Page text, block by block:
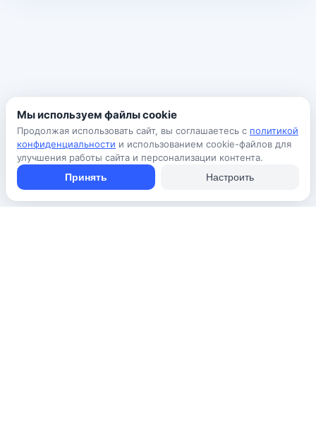
Мы используем файлы cookie
Продолжая использовать сайт, вы соглашаетесь с политикой
конфиденциальности и использованием cookie-файлов для
улучшения работы сайта и персонализации контента.
Принять
Настроить